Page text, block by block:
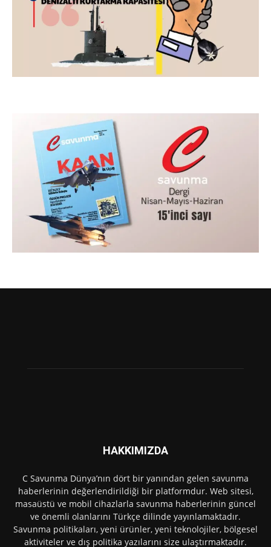
HAKKIMIZDA
C Savunma Dünya’nın dört bir yanından gelen savunma
haberlerinin değerlendirildiği bir platformdur. Web sitesi,
masaüstü ve mobil cihazlarla savunma haberlerinin güncel
ve önemli olanlarını Türkçe dilinde yayınlamaktadır.
Savunma politikaları, yeni ürünler, yeni teknolojiler, bölgesel
aktiviteler ve dış politika yazılarını size ulaştırmaktadır.